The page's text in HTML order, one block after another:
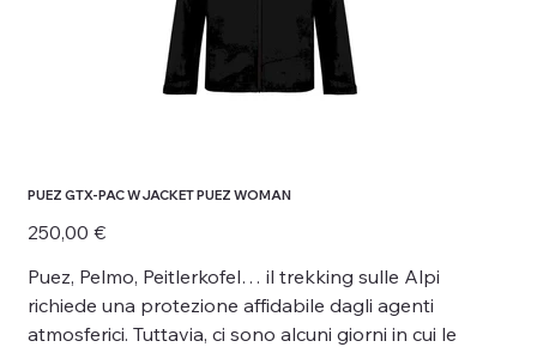
PUEZ GTX-PAC W JACKET PUEZ WOMAN
Prezzo
250,00 €
Puez, Pelmo, Peitlerkofel… il trekking sulle Alpi
richiede una protezione affidabile dagli agenti
atmosferici. Tuttavia, ci sono alcuni giorni in cui le